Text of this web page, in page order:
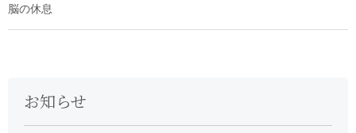
脳の休息
お知らせ